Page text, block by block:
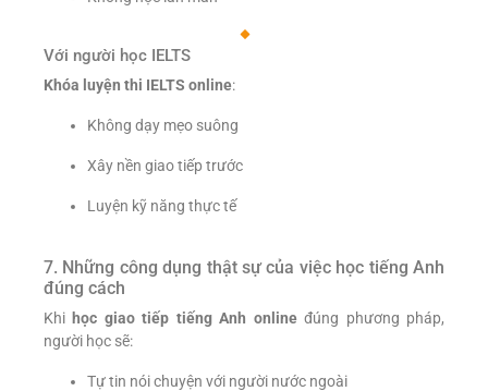
Với người học IELTS
Khóa luyện thi IELTS online:
Không dạy mẹo suông
Xây nền giao tiếp trước
Luyện kỹ năng thực tế
7. Những công dụng thật sự của việc học tiếng Anh
đúng cách
Khi học giao tiếp tiếng Anh onlineđúng phương pháp,
người học sẽ:
Tự tin nói chuyện với người nước ngoài